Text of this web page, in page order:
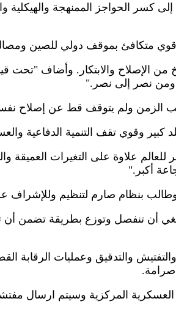
كسر الحواجز الممنهجة والهيكلية
متكافئ بموقف دولي للصين
من الإصلاح والابتكار. وأضاف
نصر إلى نصر."
الزمن ولم يتوقف قط عن إصلاح
كبير وقوي تقف التنمية الدفاعية
علاوة على التغيرات العميقة
أكبر."
بنظام صارم لتنظيم وللإشراف
أن تنفصل وتوزع بطريقة تضمن أن
والتدقيق وعمليات الرقابة
صرامة.
المركزية وسيتم ارسال